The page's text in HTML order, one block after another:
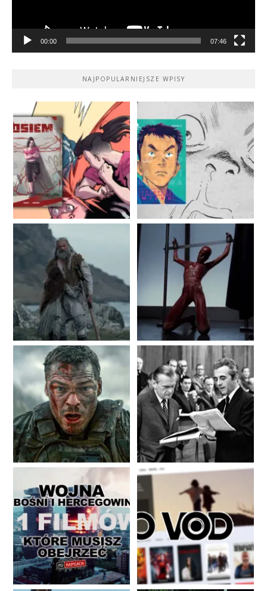
00:00 07:46
NAJPOPULARNIEJSZE WPISY